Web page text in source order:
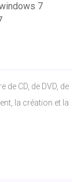
7
CD, de DVD, de
la création et la